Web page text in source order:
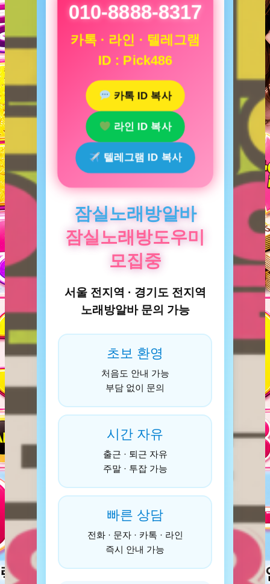
010-8888-8317
카톡 · 라인 · 텔레그램
ID : Pick486
카톡 ID 복사
라인 ID 복사
텔레그램 ID 복사
잠실노래방알바
잠실노래방도우미
모집중
서울 전지역 · 경기도 전지역
노래방알바 문의 가능
초보 환영
처음도 안내 가능
부담 없이 문의
시간 자유
출근 · 퇴근 자유
주말 · 투잡 가능
빠른 상담
전화 · 문자 · 카톡 · 라인
즉시 안내 가능